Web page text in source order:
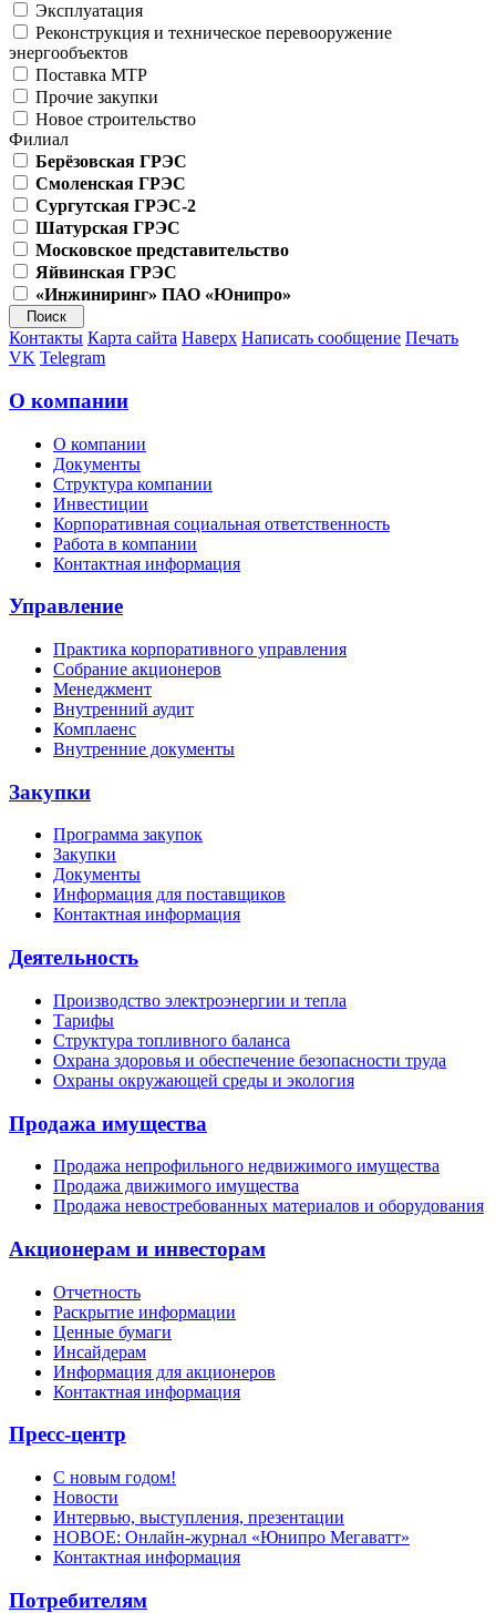
Эксплуатация
Реконструкция и техническое перевооружение
энергообъектов
Поставка МТР
Прочие закупки
Новое строительство
Филиал
Берёзовская ГРЭС
Смоленская ГРЭС
Сургутская ГРЭС-2
Шатурская ГРЭС
Московское представительство
Яйвинская ГРЭС
«Инжиниринг» ПАО «Юнипро»
Контакты Карта сайта Наверх Написать сообщение Печать
VK Telegram
О компании
О компании
Документы
Структура компании
Инвестиции
Корпоративная социальная ответственность
Работа в компании
Контактная информация
Управление
Практика корпоративного управления
Собрание акционеров
Менеджмент
Внутренний аудит
Комплаенс
Внутренние документы
Закупки
Программа закупок
Закупки
Документы
Информация для поставщиков
Контактная информация
Деятельность
Производство электроэнергии и тепла
Тарифы
Структура топливного баланса
Охрана здоровья и обеспечение безопасности труда
Охраны окружающей среды и экология
Продажа имущества
Продажа непрофильного недвижимого имущества
Продажа движимого имущества
Продажа невостребованных материалов и оборудования
Акционерам и инвесторам
Отчетность
Раскрытие информации
Ценные бумаги
Инсайдерам
Информация для акционеров
Контактная информация
Пресс-центр
С новым годом!
Новости
Интервью, выступления, презентации
НОВОЕ: Онлайн-журнал «Юнипро Мегаватт»
Контактная информация
Потребителям